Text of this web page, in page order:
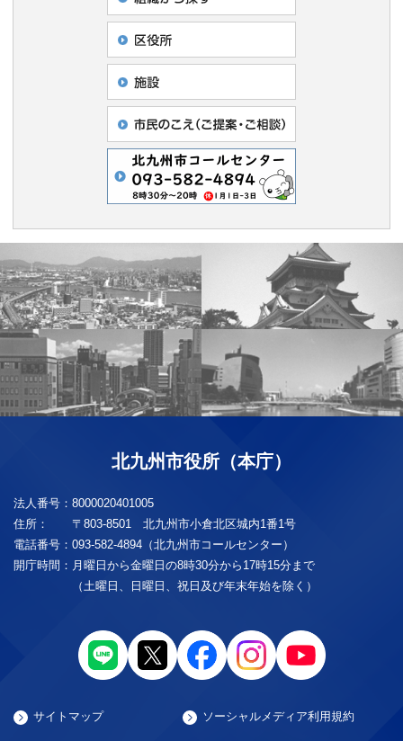
北九州市役所（本庁）
法人番号： 8000020401005
住所：
〒803-8501 北九州市小倉北区城内1番1号
電話番号： 093-582-4894（北九州市コールセンター）
開庁時間： 月曜日から金曜日の8時30分から17時15分まで
（土曜日、日曜日、祝日及び年末年始を除く）
サイトマップ ソーシャルメディア利用規約